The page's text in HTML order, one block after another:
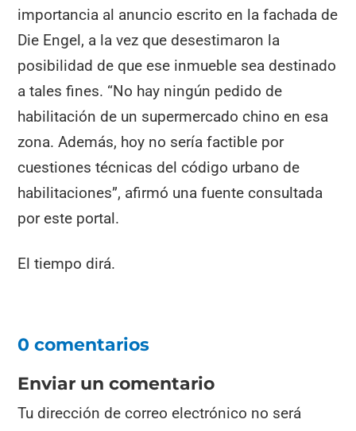
importancia al anuncio escrito en la fachada de
Die Engel, a la vez que desestimaron la
posibilidad de que ese inmueble sea destinado
a tales fines. “No hay ningún pedido de
habilitación de un supermercado chino en esa
zona. Además, hoy no sería factible por
cuestiones técnicas del código urbano de
habilitaciones”, afirmó una fuente consultada
por este portal.
El tiempo dirá.
0 comentarios
Enviar un comentario
Tu dirección de correo electrónico no será